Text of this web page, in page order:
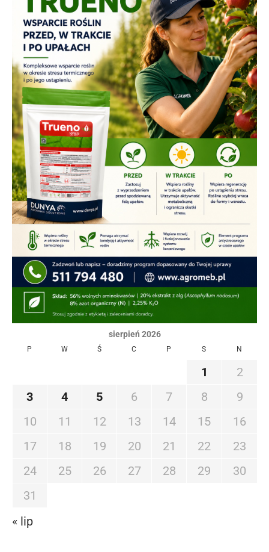
sierpień 2026
P W Ś C P S N
1
2
3
4 5 6 7 8
9
10
11 12 13 14 15
16
17
18 19 20 21 22
23
24
25 26 27 28 29
30
31
« lip